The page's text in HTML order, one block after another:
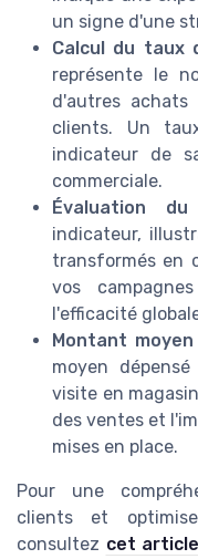
un signe d'une
Calcul du taux
représente le
d'autres
clients. Un
indicateur de
commerciale.
Évaluation
indicateur,
transformés en
vos
l'efficacité
Montant
moyen
visite en
des ventes et
mises en place.
Pour une
clients et
consultez cet